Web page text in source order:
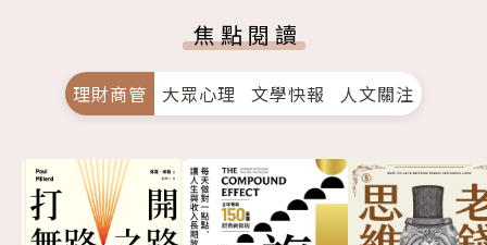
焦點閱讀
理財商管 大眾心理 文學快報 人文關注